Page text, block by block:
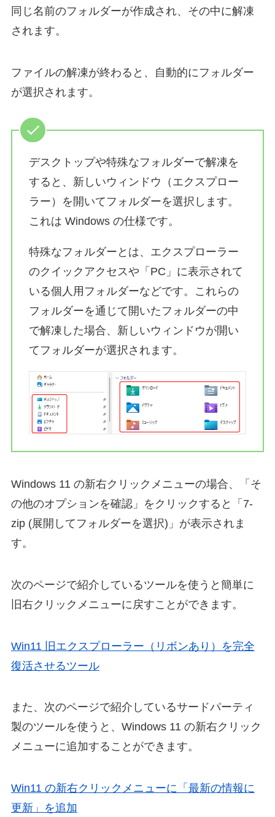
同じ名前のフォルダーが作成され、その中に解凍
されます。
ファイルの解凍が終わると、自動的にフォルダー
が選択されます。
デスクトップや特殊なフォルダーで解凍を
すると、新しいウィンドウ（エクスプロー
ラー）を開いてフォルダーを選択します。
これは Windows の仕様です。
特殊なフォルダーとは、エクスプローラー
のクイックアクセスや「PC」に表示されて
いる個人用フォルダーなどです。これらの
フォルダーを通じて開いたフォルダーの中
で解凍した場合、新しいウィンドウが開い
てフォルダーが選択されます。
Windows 11 の新右クリックメニューの場合、「そ
の他のオプションを確認」をクリックすると「7-
zip (展開してフォルダーを選択)」が表示されま
す。
次のページで紹介しているツールを使うと簡単に
旧右クリックメニューに戻すことができます。
Win11 旧エクスプローラー（リボンあり）を完全
復活させるツール
また、次のページで紹介しているサードパーティ
製のツールを使うと、Windows 11 の新右クリック
メニューに追加することができます。
Win11 の新右クリックメニューに「最新の情報に
更新」を追加